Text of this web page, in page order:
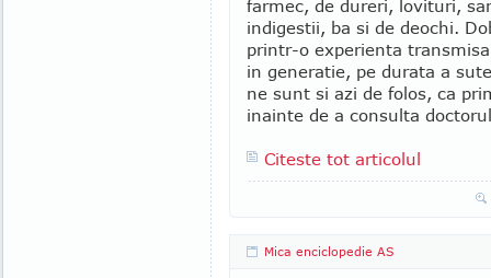
farmec, de dureri, lovituri,
indigestii, ba si de deochi.
printr-o experienta
in generatie, pe durata a
ne sunt si azi de folos, ca
inainte de a consulta doctorul
Citeste tot articolul
Mica enciclopedie AS